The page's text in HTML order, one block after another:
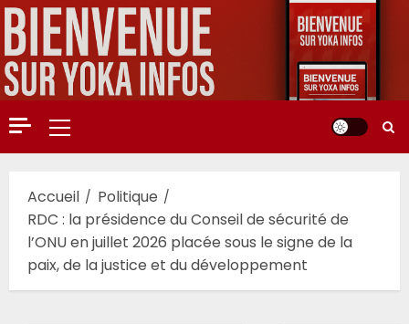
Aller
au
contenu
Menu
principal
Accueil
Politique
RDC : la présidence du Conseil de sécurité de
l’ONU en juillet 2026 placée sous le signe de la
paix, de la justice et du développement